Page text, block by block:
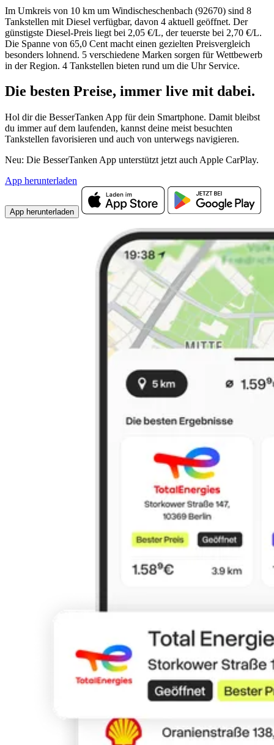
Im Umkreis von 10 km um Windischeschenbach (92670) sind 8
Tankstellen mit Diesel verfügbar, davon 4 aktuell geöffnet. Der
günstigste Diesel-Preis liegt bei 2,05 €/L, der teuerste bei 2,70 €/L.
Die Spanne von 65,0 Cent macht einen gezielten Preisvergleich
besonders lohnend. 5 verschiedene Marken sorgen für Wettbewerb
in der Region. 4 Tankstellen bieten rund um die Uhr Service.
Die besten Preise, immer live mit dabei.
Hol dir die BesserTanken App für dein Smartphone. Damit bleibst
du immer auf dem laufenden, kannst deine meist besuchten
Tankstellen favorisieren und auch von unterwegs navigieren.
Neu: Die BesserTanken App unterstützt jetzt auch Apple CarPlay.
App herunterladen
App herunterladen